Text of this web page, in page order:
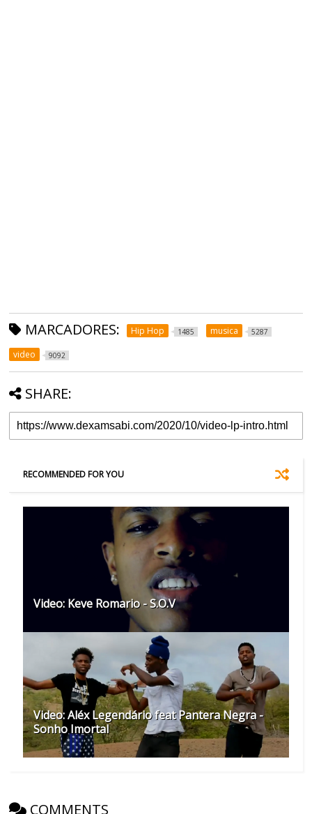
MARCADORES: Hip Hop 1485 musica 5287
video 9092
SHARE:
RECOMMENDED FOR YOU
Video: Keve Romario - S.O.V
Video: Aléx Legendário feat Pantera Negra -
Sonho Imortal
COMMENTS